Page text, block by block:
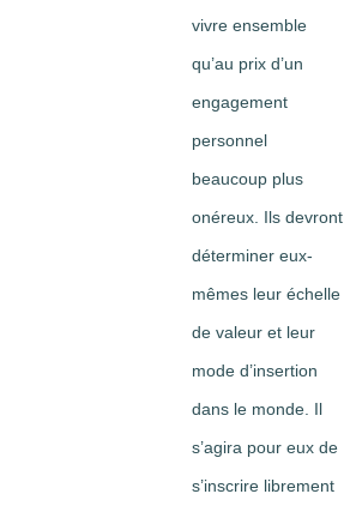
vivre ensemble
qu’au prix d’un
engagement
personnel
beaucoup plus
onéreux. Ils devront
déterminer eux-
mêmes leur échelle
de valeur et leur
mode d’insertion
dans le monde. Il
s’agira pour eux de
s’inscrire librement